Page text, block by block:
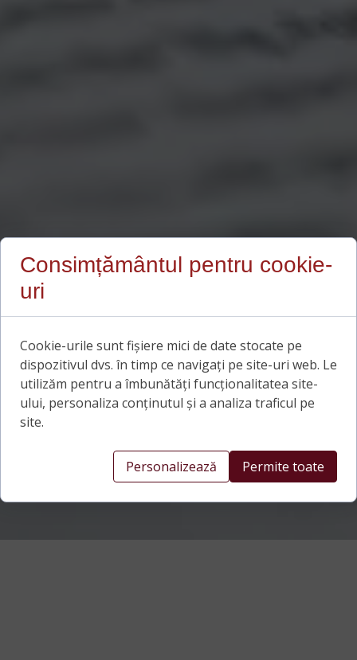
Consimțământul pentru cookie-
uri
Cookie-urile sunt fișiere mici de date stocate pe
dispozitivul dvs. în timp ce navigați pe site-uri web. Le
utilizăm pentru a îmbunătăți funcționalitatea site-
ului, personaliza conținutul și a analiza traficul pe
site.
Personalizează Permite toate